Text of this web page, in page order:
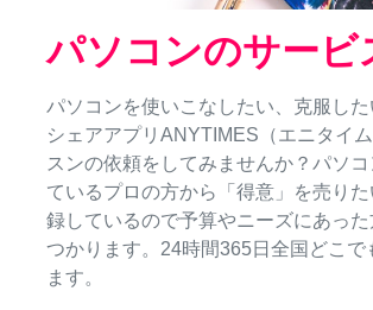
パソコンのサービ
パソコンを使いこなしたい、克服し
シェアアプリANYTIMES（エニタイ
スンの依頼をしてみませんか？パソ
ているプロの方から「得意」を売り
録しているので予算やニーズにあっ
つかります。24時間365日全国どこで
ます。